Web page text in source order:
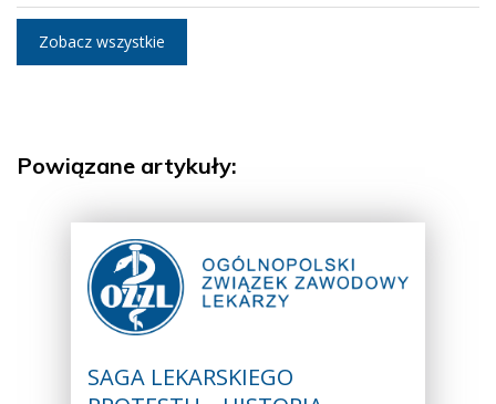
Zobacz wszystkie
Powiązane artykuły:
SAGA LEKARSKIEGO